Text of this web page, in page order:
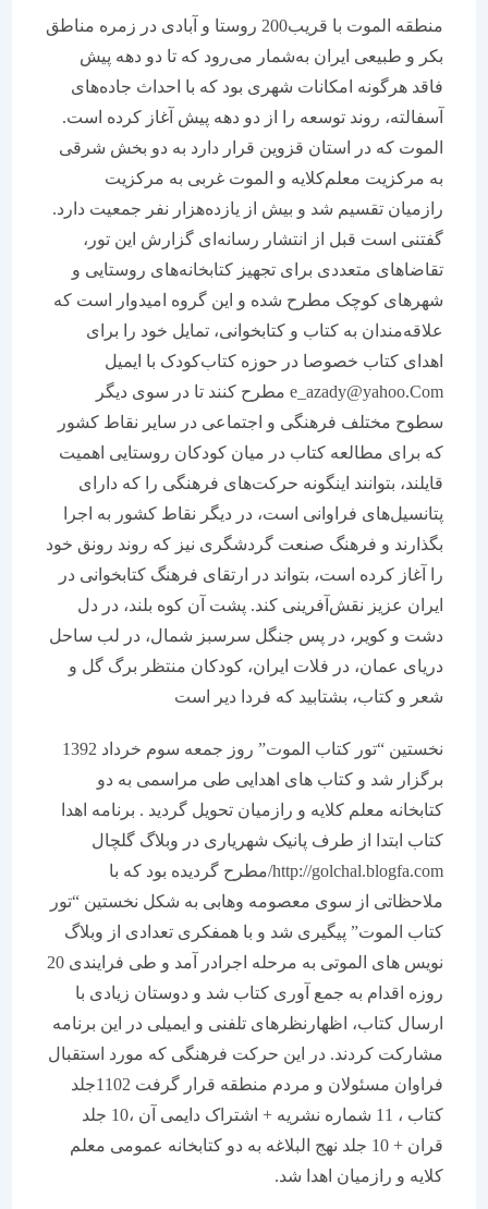
منطقه الموت با قریب200 روستا و آبادی در زمره مناطق
بکر و طبیعی ایران به‌شمار می‌رود که تا دو دهه پیش
فاقد هرگونه امکانات شهری بود که با احداث جاده‌های
آسفالته، روند توسعه را از دو دهه پیش آغاز کرده است.
الموت که در استان قزوین قرار دارد به دو بخش شرقی
به مرکزیت معلم‌کلایه و الموت غربی به مرکزیت
رازمیان تقسیم شد و بیش از یازده‌هزار نفر جمعیت دارد.
گفتنی است قبل از انتشار رسانه‌ای گزارش این تور،
تقاضا‌های متعددی برای تجهیز کتابخانه‌های روستایی و
شهر‌های کوچک مطرح شده و این گروه امیدوار است که
علاقه‌مندان به کتاب و کتابخوانی، تمایل خود را برای
اهدا‌ی کتاب خصوصا در حوزه کتاب‌کودک با ایمیل
e_azady@yahoo.Com مطرح کنند تا در سوی دیگر
سطوح مختلف فرهنگی و اجتماعی در سایر نقاط کشور
که برای مطالعه کتاب در میان کودکان روستایی اهمیت
قایلند، بتوانند اینگونه حرکت‌های فرهنگی را که دارای
پتانسیل‌های فراوانی است، در دیگر نقاط کشور به اجرا
بگذارند و فرهنگ صنعت گردشگری نیز که روند رونق خود
را آغاز کرده است، بتواند در ارتقای فرهنگ کتابخوانی در
ایران عزیز نقش‌آفرینی کند. پشت آن کوه بلند، در دل
دشت و کویر، در پس جنگل سرسبز شمال، در لب ساحل
دریای عمان، در فلات ایران، کودکان منتظر برگ گل و
شعر و کتاب، بشتابید که فردا دیر است
نخستین “تور کتاب الموت” روز جمعه سوم خرداد 1392
برگزار شد و کتاب های اهدایی طی مراسمی به دو
کتابخانه معلم کلایه و رازمیان تحویل گردید . برنامه اهدا
کتاب ابتدا از طرف پانیک شهریاری در وبلاگ گلچال
http://golchal.blogfa.com/مطرح گردیده بود که با
ملاحظاتی از سوی معصومه وهابی به شکل نخستین “تور
کتاب الموت” پیگیری شد و با همفکری تعدادی از وبلاگ
نویس های الموتی به مرحله اجرادر آمد و طی فرایندی 20
روزه اقدام به جمع آوری کتاب شد و دوستان زیادی با
ارسال کتاب، اظهارنظرهای تلفنی و ایمیلی در این برنامه
مشارکت کردند. در این حرکت فرهنگی که مورد استقبال
فراوان مسئولان و مردم منطقه قرار گرفت 1102جلد
کتاب ، 11 شماره نشریه + اشتراک دایمی آن ،10 جلد
قران + 10 جلد نهج البلاغه به دو کتابخانه عمومی معلم
کلایه و رازمیان اهدا شد.